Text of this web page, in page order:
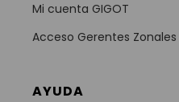
Mi cuenta GIGOT
Acceso Gerentes Zonales
AYUDA